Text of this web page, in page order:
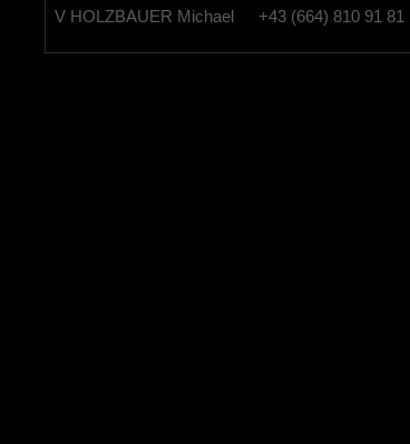
V HOLZBAUER Michael +43 (664) 810 91 81